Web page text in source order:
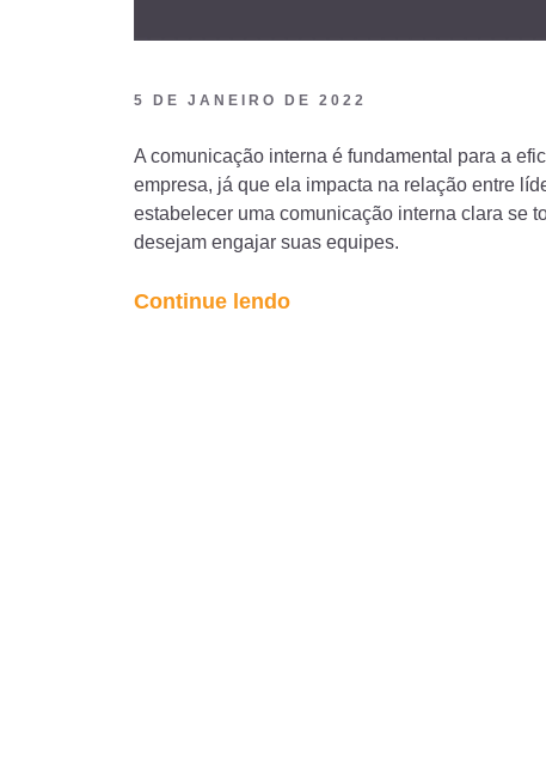
5 DE JANEIRO DE 2022
A comunicação interna é fundamental para a
empresa, já que ela impacta na relação entre
estabelecer uma comunicação interna clara se
desejam engajar suas equipes.
Continue lendo“10